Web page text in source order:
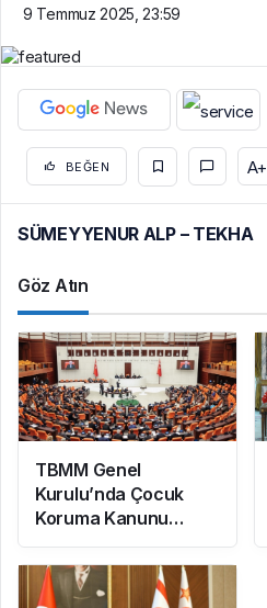
9 Temmuz 2025, 23:59
BEĞEN A+
SÜMEYYENUR ALP – TEKHA
Göz Atın
TBMM Genel
Kurulu’nda Çocuk
Koruma Kanunu
teklifinde yeni
maddeler kabul edildi